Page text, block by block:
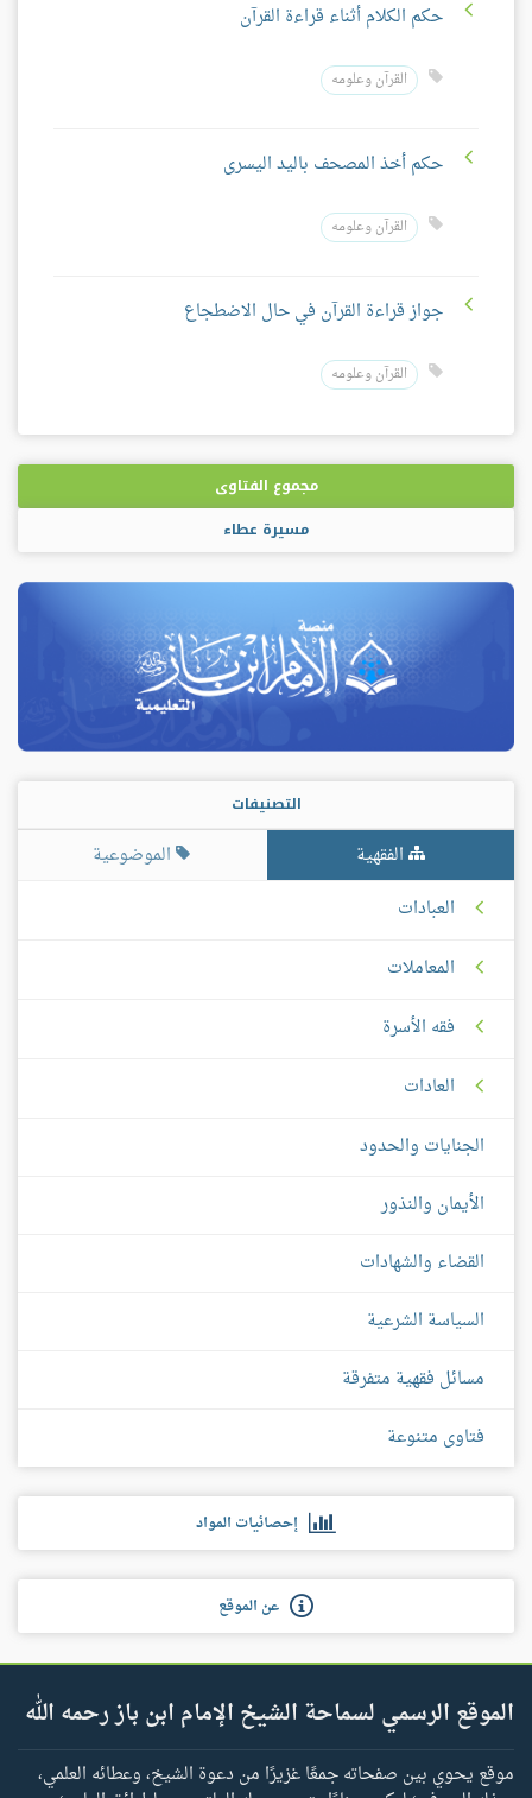
حكم الكلام أثناء قراءة القرآن
القرآن وعلومه
حكم أخذ المصحف باليد اليسرى
القرآن وعلومه
جواز قراءة القرآن في حال الاضطجاع
القرآن وعلومه
مجموع الفتاوى
مسيرة عطاء
التصنيفات
الفقهية
الموضوعية
العبادات
المعاملات
فقه الأسرة
العادات
الجنايات والحدود
الأيمان والنذور
القضاء والشهادات
السياسة الشرعية
مسائل فقهية متفرقة
فتاوى متنوعة
إحصائيات المواد
عن الموقع
الموقع الرسمي لسماحة الشيخ الإمام ابن باز رحمه الله
موقع يحوي بين صفحاته جمعًا غزيرًا من دعوة الشيخ، وعطائه العلمي،